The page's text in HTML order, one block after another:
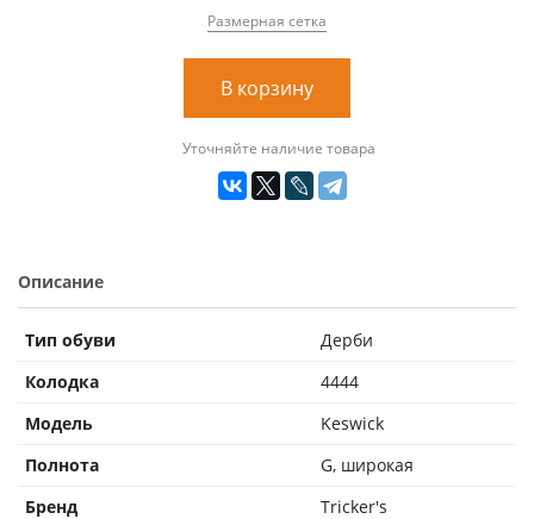
Размерная сетка
В корзину
Уточняйте наличие товара
Описание
Тип обуви
Дерби
Колодка
4444
Модель
Keswick
Полнота
G, широкая
Бренд
Tricker's